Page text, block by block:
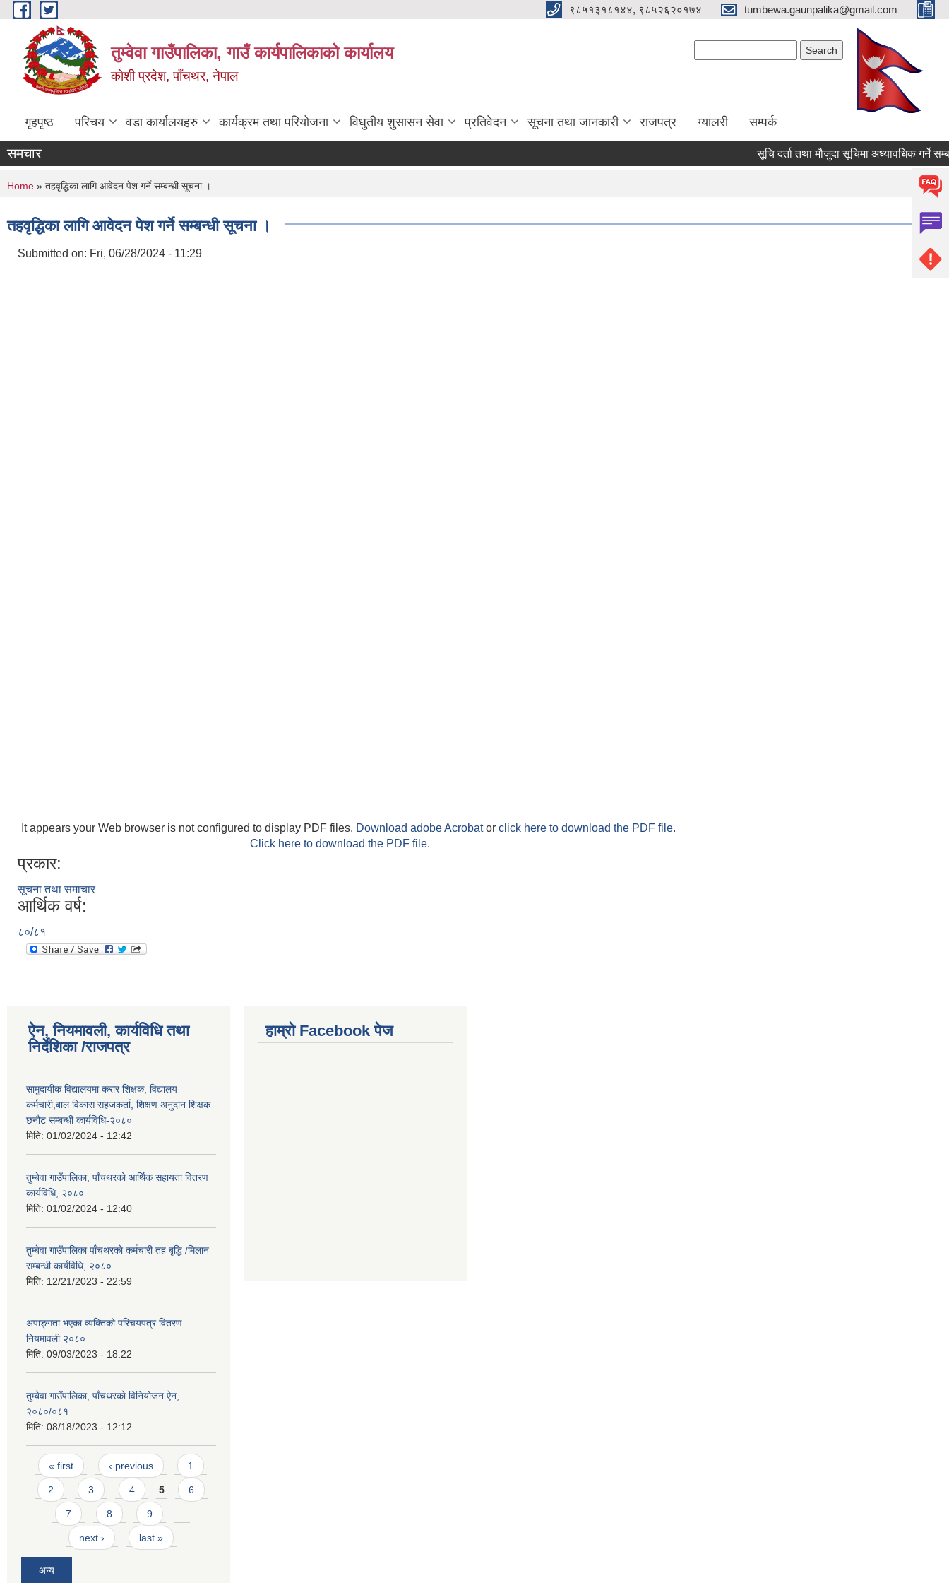
Skip to main content ९८५१३१८१४४, ९८५२६२०१७४ tumbewa.gaunpalika@gmail.com
तुम्वेवा गाउँपालिका, गाउँ कार्यपालिकाको कार्यालय
काेशी प्रदेश, पाँचथर, नेपाल
गृहपृष्ठ परिचय वडा कार्यालयहरु कार्यक्रम तथा परियोजना विधुतीय शुसासन सेवा प्रतिवेदन सूचना तथा जानकारी राजपत्र ग्यालरी सम्पर्क
समचार सूचि दर्ता तथा मौजुदा सूचिमा अध्यावधिक गर्ने
You are here
Home » तहवृद्धिका लागि आवेदन पेश गर्ने सम्बन्धी सूचना ।
तहवृद्धिका लागि आवेदन पेश गर्ने सम्बन्धी सूचना ।
Submitted on: Fri, 06/28/2024 - 11:29
It appears your Web browser is not configured to display PDF files. Download adobe Acrobator click here to download the PDF file.
Click here to download the PDF file.
प्रकार:
सूचना तथा समाचार
आर्थिक वर्ष:
८०/८१
ऐन, नियमावली, कार्यविधि तथा
निर्देशिका /राजपत्र
सामुदायीक विद्यालयमा करार शिक्षक, विद्यालय
कर्मचारी,बाल विकास सहजकर्ता, शिक्षण अनुदान शिक्षक
छनौट सम्बन्धी कार्यविधि-२०८०
मिति: 01/02/2024 - 12:42
तुम्बेवा गाउँपालिका, पाँचथरको आर्थिक सहायता वितरण
कार्यविधि, २०८०
मिति: 01/02/2024 - 12:40
तुम्बेवा गाउँपालिका पाँचथरकाे कर्मचारी तह बृद्धि /मिलान
सम्बन्धी कार्यविधि, २०८०
मिति: 12/21/2023 - 22:59
अपाङ्गता भएका व्यक्तिको परिचयपत्र वितरण
नियमावली २०८०
मिति: 09/03/2023 - 18:22
तुम्बेवा गाउँपालिका, पाँचथरकाे विनियोजन ऐन,
२०८०/०८१
मिति: 08/18/2023 - 12:12
Pages
« first ‹ previous 1
2 3 4 5 6
7 8 9
next › last »
अन्य
हाम्राे Facebook पेज